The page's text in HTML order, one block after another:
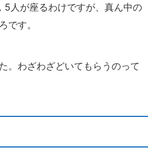
人が座るわけですが、真ん中の
です。
。わざわざどいてもらうのって